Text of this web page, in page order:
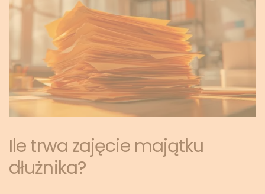
Ile trwa zajęcie majątku
dłużnika?